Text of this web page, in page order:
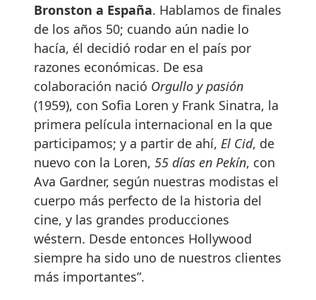
Bronston a España. Hablamos de finales
de los años 50; cuando aún nadie lo
hacía, él decidió rodar en el país por
razones económicas. De esa
colaboración nació Orgullo y pasión
(1959), con Sofia Loren y Frank Sinatra, la
primera película internacional en la que
participamos; y a partir de ahí, El Cid, de
nuevo con la Loren, 55 días en Pekín, con
Ava Gardner, según nuestras modistas el
cuerpo más perfecto de la historia del
cine, y las grandes producciones
wéstern. Desde entonces Hollywood
siempre ha sido uno de nuestros clientes
más importantes”.